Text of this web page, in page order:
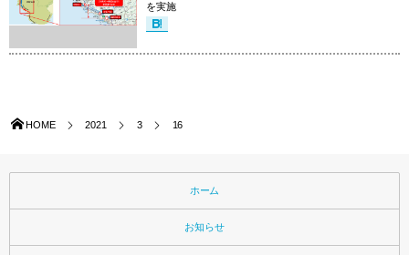
を実施
HOME 2021 3 16
ホーム
お知らせ